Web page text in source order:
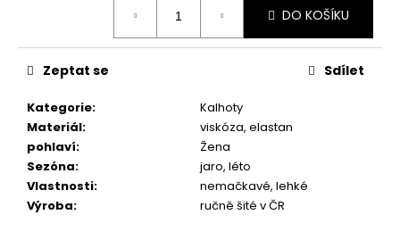
DO KOŠÍKU
Kategorie:
Kalhoty
Materiál:
viskóza, elastan
pohlaví:
Žena
Sezóna:
jaro, léto
Vlastnosti:
nemačkavé, lehké
Výroba: ručně šité v ČR
Zeptat se Sdílet
SUKNĚ
990
Kč